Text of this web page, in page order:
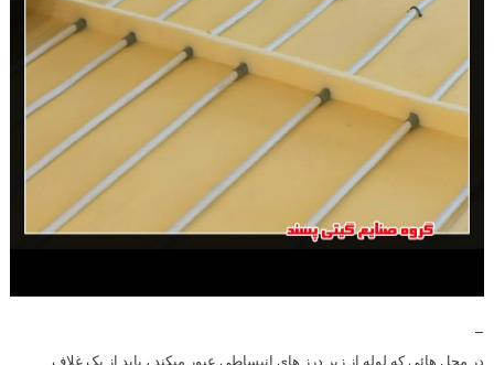
–
در محل هائی که لوله از زیر درز های انبساطی عبور میکند ، باید از یک غلاف